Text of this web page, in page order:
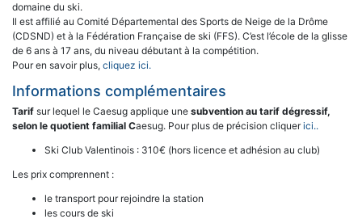
domaine du ski.
Il est affilié au Comité Départemental des Sports de Neige de la Drôme
(CDSND) et à la Fédération Française de ski (FFS). C’est l’école de la glisse
de 6 ans à 17 ans, du niveau débutant à la compétition.
Pour en savoir plus, cliquez ici.
Informations complémentaires
Tarif sur lequel le Caesug applique une subvention au tarif dégressif,
selon le quotient familial Caesug. Pour plus de précision cliquerici..
Ski Club Valentinois : 310€ (hors licence et adhésion au club)
Les prix comprennent :
le transport pour rejoindre la station
les cours de ski